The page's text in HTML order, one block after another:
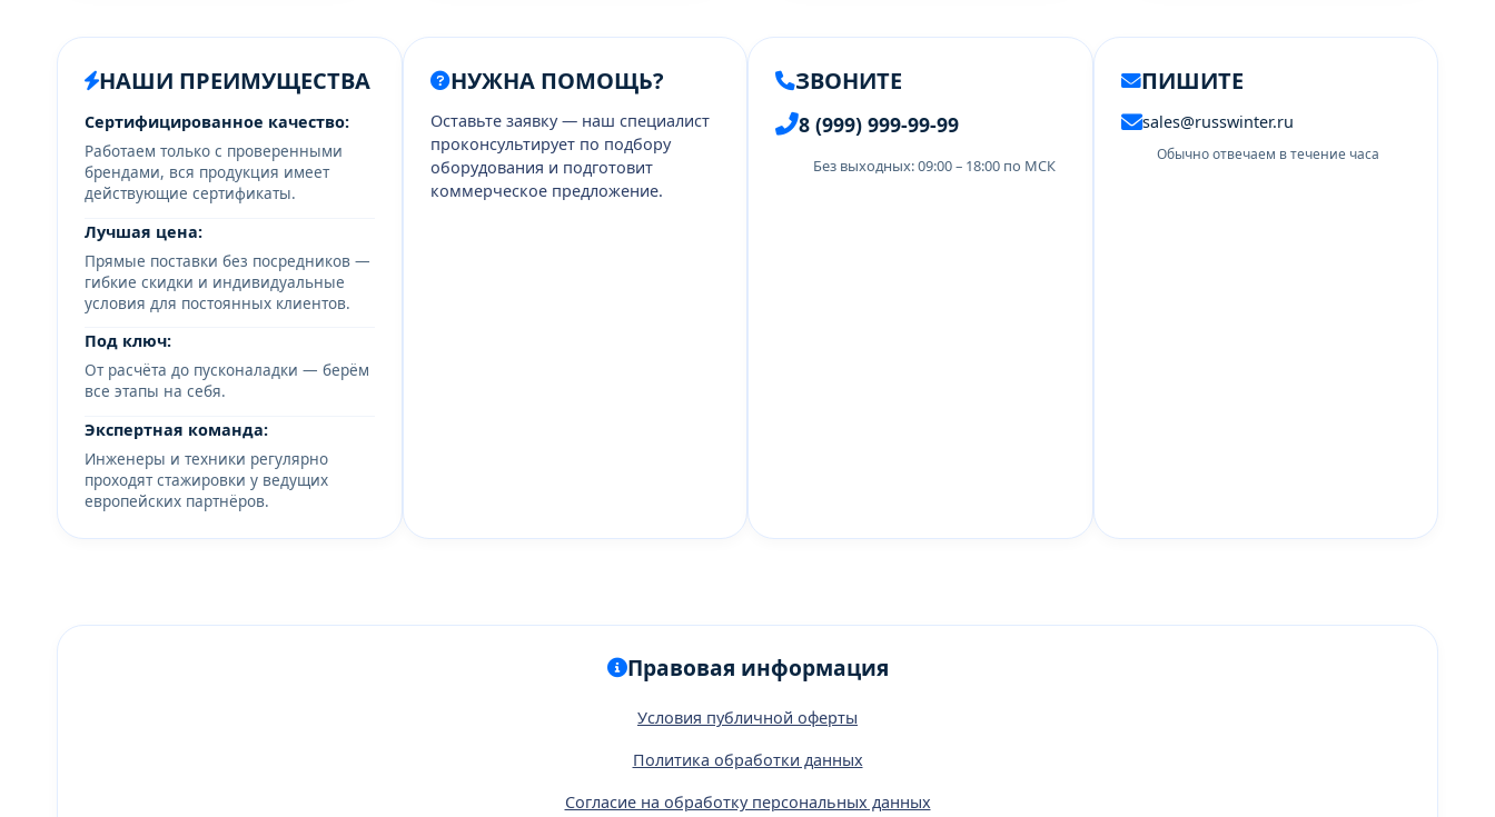
НАШИ ПРЕИМУЩЕСТВА
Сертифицированное качество:
Работаем только с проверенными
брендами, вся продукция имеет
действующие сертификаты.
Лучшая цена:
Прямые поставки без посредников —
гибкие скидки и индивидуальные
условия для постоянных клиентов.
Под ключ:
От расчёта до пусконаладки — берём
все этапы на себя.
Экспертная команда:
Инженеры и техники регулярно
проходят стажировки у ведущих
европейских партнёров.
НУЖНА ПОМОЩЬ?
Оставьте заявку — наш специалист
проконсультирует по подбору
оборудования и подготовит
коммерческое предложение.
ЗВОНИТЕ
8 (999) 999-99-99
Без выходных: 09:00 – 18:00 по МСК
ПИШИТЕ
sales@russwinter.ru
Обычно отвечаем в течение часа
Правовая информация
Условия публичной оферты
Политика обработки данных
Согласие на обработку персональных данных